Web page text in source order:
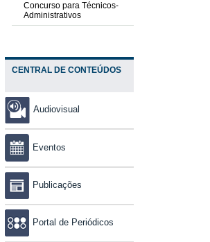
Concurso para Técnicos-
Administrativos
CENTRAL DE CONTEÚDOS
Audiovisual
Eventos
Publicações
Portal de Periódicos